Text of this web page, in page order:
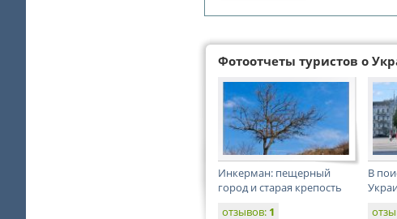
Фотоотчеты туристов о
Инкерман: пещерный
город и старая крепость
отзывов: 1
В